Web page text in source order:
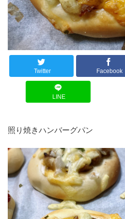
Twitter Facebook
LINE
照り焼きハンバーグパン